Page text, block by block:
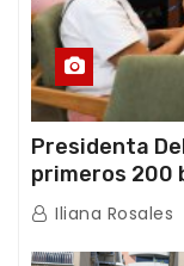
Presidenta
primeros 200
de los
Iliana Rosales